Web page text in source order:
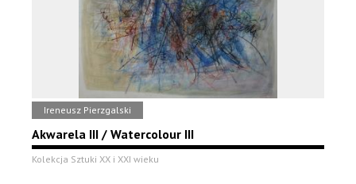
Ireneusz Pierzgalski
Akwarela III / Watercolour III
Kolekcja Sztuki XX i XXI wieku